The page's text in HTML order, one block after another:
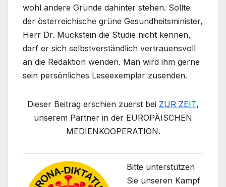
wohl andere Gründe dahinter stehen. Sollte
der österreichische grüne Gesundheitsminister,
Herr Dr. Mückstein die Studie nicht kennen,
darf er sich selbstverständlich vertrauensvoll
an die Redaktion wenden. Man wird ihm gerne
sein persönliches Leseexemplar zusenden.
Dieser Beitrag erschien zuerst bei ZUR ZEIT,
unserem Partner in der EUROPÄISCHEN
MEDIENKOOPERATION.
Bitte unterstützen
Sie unseren Kampf